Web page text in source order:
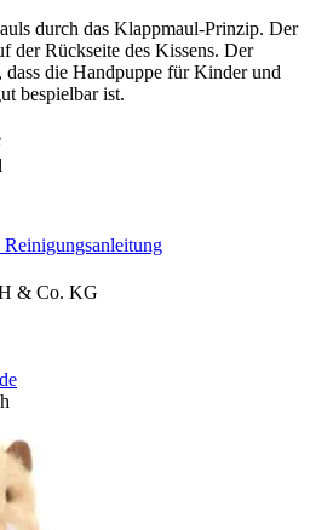
durch das Klappmaul-Prinzip. Der
der Rückseite des Kissens. Der
dass die Handpuppe für Kinder und
bespielbar ist.
& Co. KG